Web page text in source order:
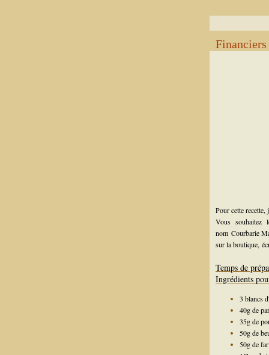
Pour cette
Vous souhaitez
nom Courbarie
sur la boutique,
Temps de
Ingrédients
3 blancs
40g de
35g de
50g de
50g de